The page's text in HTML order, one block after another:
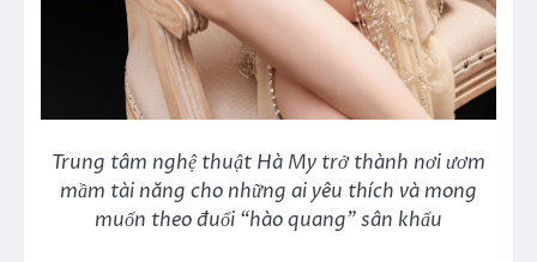
Trung tâm nghệ thuật Hà My trở thành nơi ươm
mầm tài năng cho những ai yêu thích và mong
muốn theo đuổi “hào quang” sân khấu